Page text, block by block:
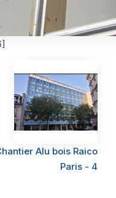
Alu bois Raico
Paris - 4